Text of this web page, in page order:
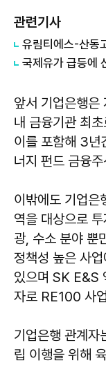
관련기사
앞서 기업은행
내 금융기관 최
이를 포함해 3년
너지 펀드 금융
이밖에도 기업은
역을 대상으로
광, 수소 분야 뿐
정책성 높은 사
있으며 SK E&S
자로 RE100 사
기업은행 관계
립 이행을 위해